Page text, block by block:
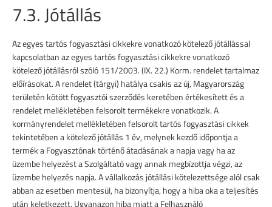
7.3. Jótállás
Az egyes tartós fogyasztási cikkekre vonatkozó kötelező jótállással
kapcsolatban az egyes tartós fogyasztási cikkekre vonatkozó
kötelező jótállásról szóló 151/2003. (IX. 22.) Korm. rendelet tartalmaz
előírásokat. A rendelet (tárgyi) hatálya csakis az új, Magyarország
területén kötött fogyasztói szerződés keretében értékesített és a
rendelet mellékletében felsorolt termékekre vonatkozik. A
kormányrendelet mellékletében felsorolt tartós fogyasztási cikkek
tekintetében a kötelező jótállás 1 év, melynek kezdő időpontja a
termék a Fogyasztónak történő átadásának a napja vagy ha az
üzembe helyezést a Szolgáltató vagy annak megbízottja végzi, az
üzembe helyezés napja. A vállalkozás jótállási kötelezettsége alól csak
abban az esetben mentesül, ha bizonyítja, hogy a hiba oka a teljesítés
után keletkezett. Ugyanazon hiba miatt a Felhasználó